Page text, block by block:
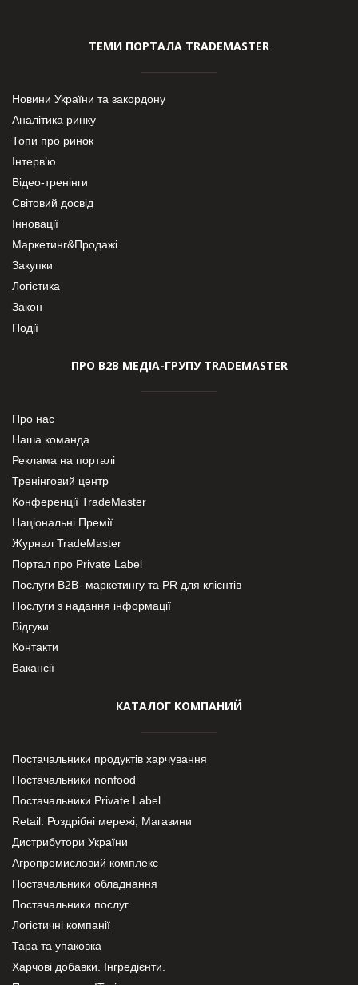
ТЕМИ ПОРТАЛА TRADEMASTER
Новини України та закордону
Аналітика ринку
Топи про ринок
Інтерв’ю
Відео-тренінги
Світовий досвід
Інновації
Маркетинг&Продажі
Закупки
Логістика
Закон
Події
ПРО В2В МЕДІА-ГРУПУ TRADEMASTER
Про нас
Наша команда
Реклама на порталі
Тренінговий центр
Конференції TradeMaster
Національні Премії
Журнал TradeMaster
Портал про Private Label
Послуги В2В- маркетингу та PR для клієнтів
Послуги з надання інформації
Відгуки
Контакти
Вакансії
КАТАЛОГ КОМПАНИЙ
Постачальники продуктів харчування
Постачальники nonfood
Постачальники Private Label
Retail. Роздрібні мережі, Магазини
Дистрибутори України
Агропромисловий комплекс
Постачальники обладнання
Постачальники послуг
Логістичні компанії
Тара та упаковка
Харчові добавки. Інгредієнти.